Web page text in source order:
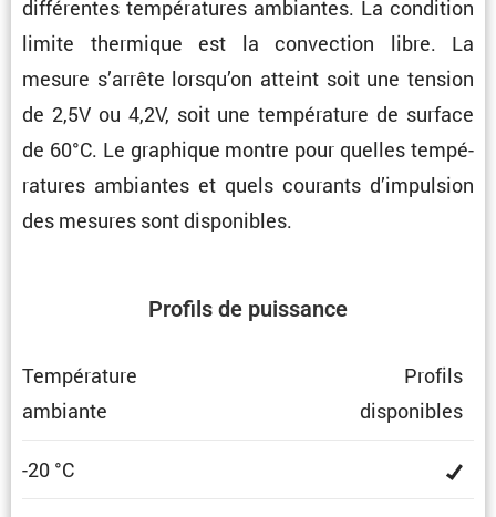
diffé­rentes tempé­ra­tures ambiantes. La condi­tion
limite thermique est la convec­tion libre. La
mesure s’arrête lorsqu’on atteint soit une tension
de 2,5V ou 4,2V, soit une tempé­ra­ture de surface
de 60°C. Le graphique montre pour quelles tempé­
ra­tures ambiantes et quels courants d’impul­sion
des mesures sont disponibles.
Profils de puissance
Tempé­ra­ture
ambiante
Profils
dispo­nibles
-20 °C